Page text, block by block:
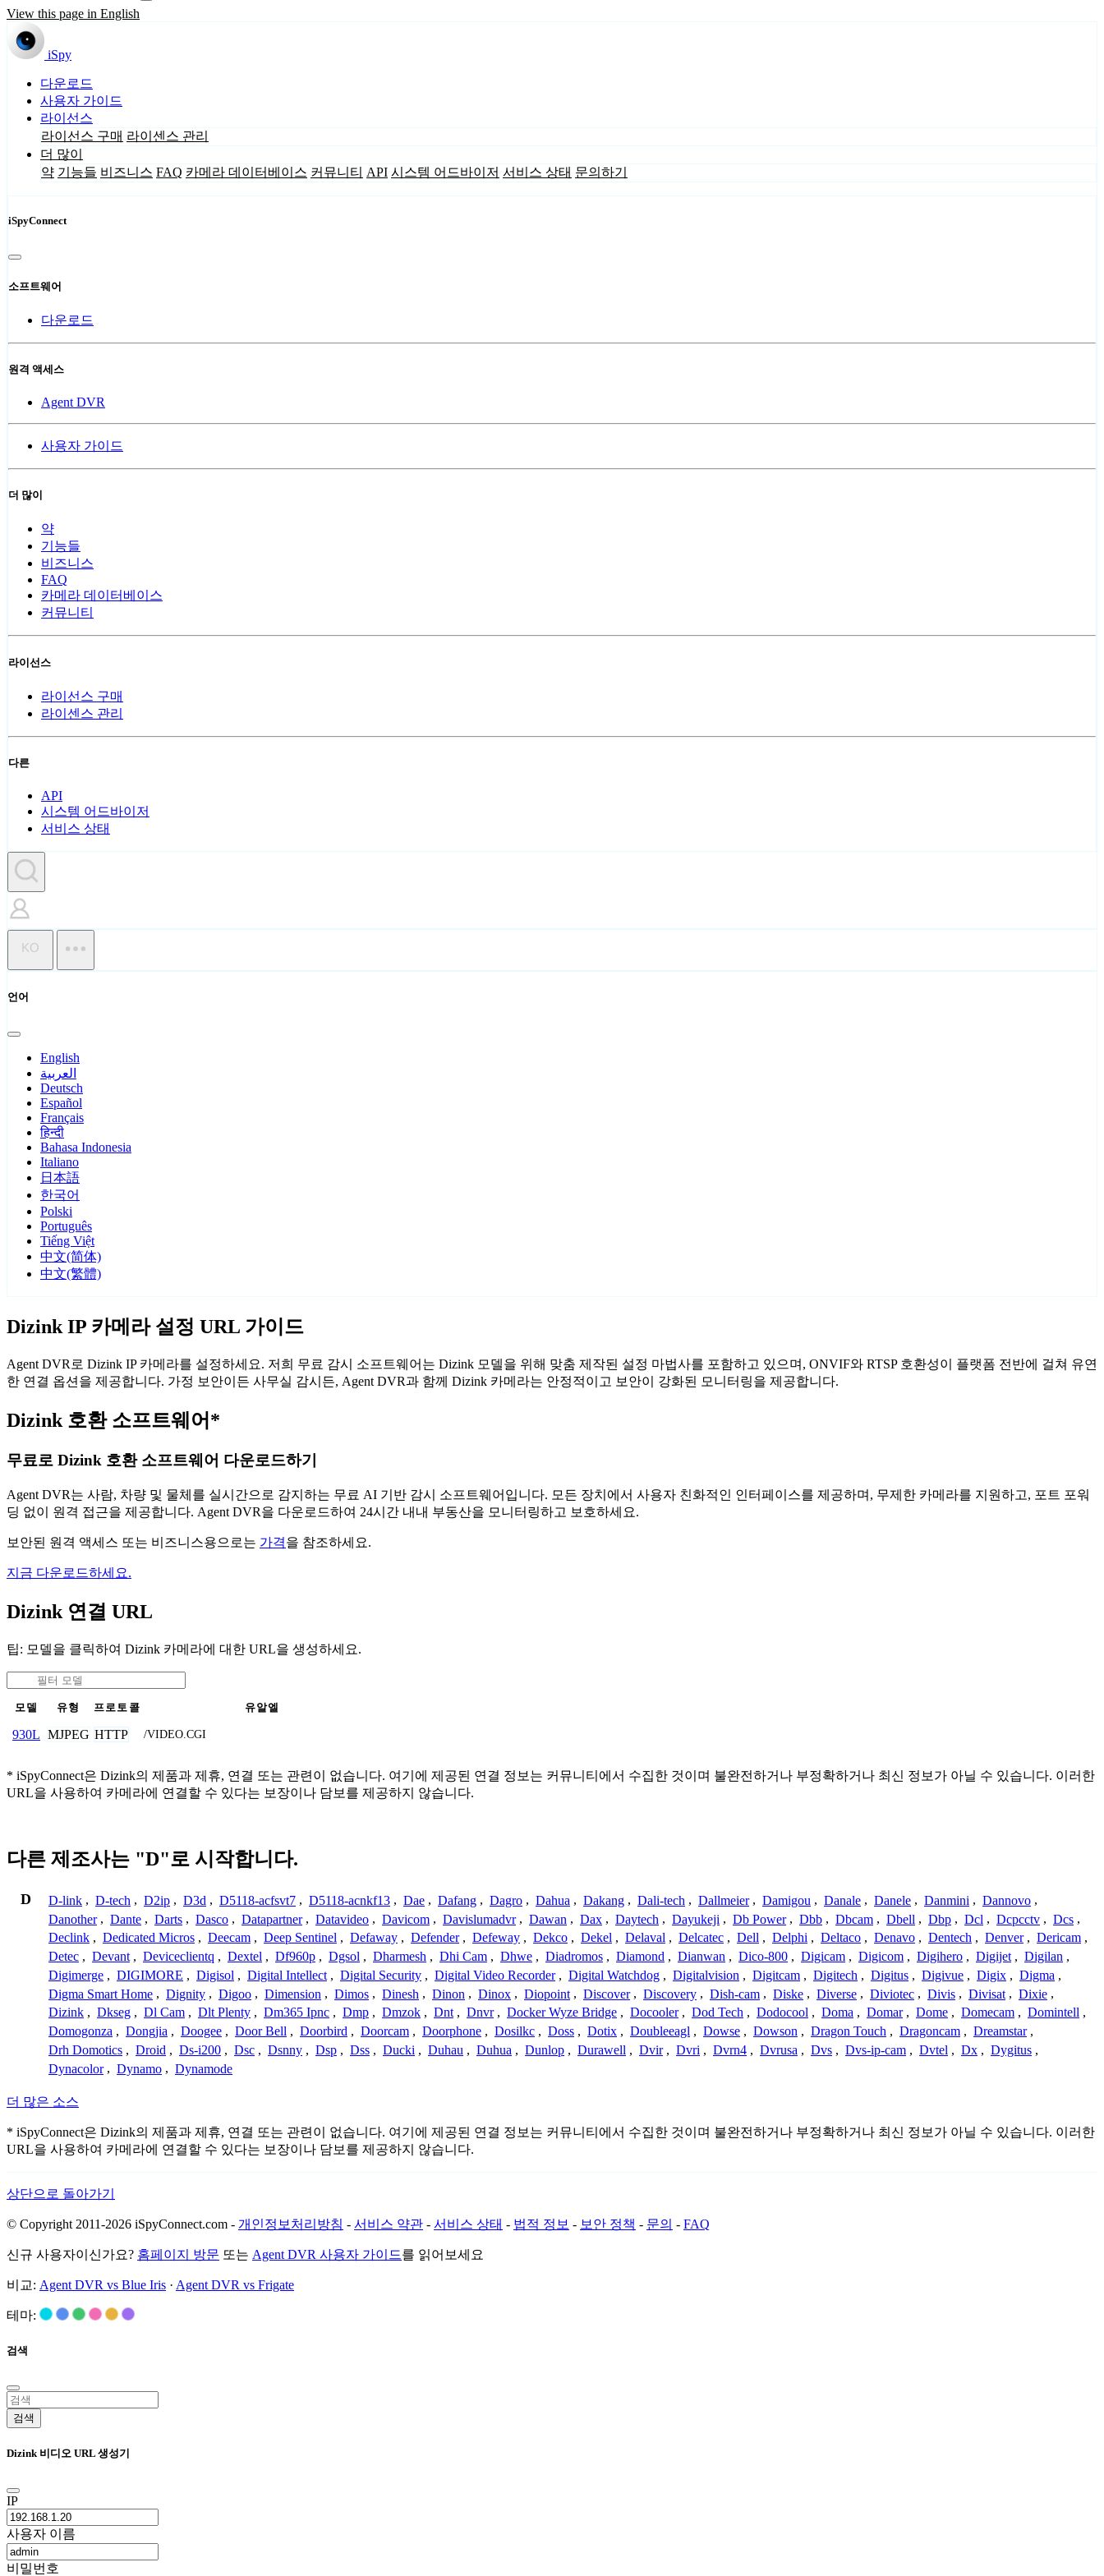
View this page in English
iSpy
다운로드
사용자 가이드
라이선스
라이선스 구매 라이센스 관리
더 많이
약 기능들 비즈니스 FAQ 카메라 데이터베이스 커뮤니티 API 시스템 어드바이저 서비스 상태 문의하기
iSpyConnect
소프트웨어
다운로드
원격 액세스
Agent DVR
사용자 가이드
더 많이
약
기능들
비즈니스
FAQ
카메라 데이터베이스
커뮤니티
라이선스
라이선스 구매
라이센스 관리
다른
API
시스템 어드바이저
서비스 상태
KO
언어
English
العربية
Deutsch
Español
Français
हिन्दी
Bahasa Indonesia
Italiano
日本語
한국어
Polski
Português
Tiếng Việt
中文(简体)
中文(繁體)
Dizink IP 카메라 설정 URL 가이드
Agent DVR로 Dizink IP 카메라를 설정하세요. 저희 무료 감시 소프트웨어는 Dizink 모델을 위해 맞춤 제작된 설정 마법사를 포함하고 있으며, ONVIF와 RTSP 호환성이 플랫폼 전반에 걸쳐 유연
한 연결 옵션을 제공합니다. 가정 보안이든 사무실 감시든, Agent DVR과 함께 Dizink 카메라는 안정적이고 보안이 강화된 모니터링을 제공합니다.
Dizink 호환 소프트웨어*
무료로 Dizink 호환 소프트웨어 다운로드하기
Agent DVR는 사람, 차량 및 물체를 실시간으로 감지하는 무료 AI 기반 감시 소프트웨어입니다. 모든 장치에서 사용자 친화적인 인터페이스를 제공하며, 무제한 카메라를 지원하고, 포트 포워
딩 없이 원격 접근을 제공합니다. Agent DVR을 다운로드하여 24시간 내내 부동산을 모니터링하고 보호하세요.
보안된 원격 액세스 또는 비즈니스용으로는 가격을 참조하세요.
지금 다운로드하세요.
Dizink 연결 URL
팁: 모델을 클릭하여 Dizink 카메라에 대한 URL을 생성하세요.
모델 유형 프로토콜 유알엘
930L MJPEG HTTP /VIDEO.CGI
* iSpyConnect은 Dizink의 제품과 제휴, 연결 또는 관련이 없습니다. 여기에 제공된 연결 정보는 커뮤니티에서 수집한 것이며 불완전하거나 부정확하거나 최신 정보가 아닐 수 있습니다. 이러한
URL을 사용하여 카메라에 연결할 수 있다는 보장이나 담보를 제공하지 않습니다.
다른 제조사는 "D"로 시작합니다.
D D-link , D-tech , D2ip , D3d , D5118-acfsvt7 , D5118-acnkf13 , Dae , Dafang , Dagro , Dahua , Dakang , Dali-tech , Dallmeier , Damigou , Danale , Danele , Danmini , Dannovo ,
Danother , Dante , Darts , Dasco , Datapartner , Datavideo , Davicom , Davislumadvr , Dawan , Dax , Daytech , Dayukeji , Db Power , Dbb , Dbcam , Dbell , Dbp , Dcl , Dcpcctv , Dcs ,
Declink , Dedicated Micros , Deecam , Deep Sentinel , Defaway , Defender , Defeway , Dekco , Dekel , Delaval , Delcatec , Dell , Delphi , Deltaco , Denavo , Dentech , Denver , Dericam ,
Detec , Devant , Deviceclientq , Dextel , Df960p , Dgsol , Dharmesh , Dhi Cam , Dhwe , Diadromos , Diamond , Dianwan , Dico-800 , Digicam , Digicom , Digihero , Digijet , Digilan ,
Digimerge , DIGIMORE , Digisol , Digital Intellect , Digital Security , Digital Video Recorder , Digital Watchdog , Digitalvision , Digitcam , Digitech , Digitus , Digivue , Digix , Digma ,
Digma Smart Home , Dignity , Digoo , Dimension , Dimos , Dinesh , Dinon , Dinox , Diopoint , Discover , Discovery , Dish-cam , Diske , Diverse , Diviotec , Divis , Divisat , Dixie ,
Dizink , Dkseg , Dl Cam , Dlt Plenty , Dm365 Ipnc , Dmp , Dmzok , Dnt , Dnvr , Docker Wyze Bridge , Docooler , Dod Tech , Dodocool , Doma , Domar , Dome , Domecam , Domintell ,
Domogonza , Dongjia , Doogee , Door Bell , Doorbird , Doorcam , Doorphone , Dosilkc , Doss , Dotix , Doubleeagl , Dowse , Dowson , Dragon Touch , Dragoncam , Dreamstar ,
Drh Domotics , Droid , Ds-i200 , Dsc , Dsnny , Dsp , Dss , Ducki , Duhau , Duhua , Dunlop , Durawell , Dvir , Dvri , Dvrn4 , Dvrusa , Dvs , Dvs-ip-cam , Dvtel , Dx , Dygitus ,
Dynacolor , Dynamo , Dynamode
더 많은 소스
* iSpyConnect은 Dizink의 제품과 제휴, 연결 또는 관련이 없습니다. 여기에 제공된 연결 정보는 커뮤니티에서 수집한 것이며 불완전하거나 부정확하거나 최신 정보가 아닐 수 있습니다. 이러한
URL을 사용하여 카메라에 연결할 수 있다는 보장이나 담보를 제공하지 않습니다.
상단으로 돌아가기
© Copyright 2011-2026 iSpyConnect.com - 개인정보처리방침 - 서비스 약관 - 서비스 상태 - 법적 정보 - 보안 정책 - 문의 - FAQ
신규 사용자이신가요? 홈페이지 방문 또는 Agent DVR 사용자 가이드를 읽어보세요
비교: Agent DVR vs Blue Iris · Agent DVR vs Frigate
테마:
검색
검색
Dizink 비디오 URL 생성기
IP
사용자 이름
비밀번호